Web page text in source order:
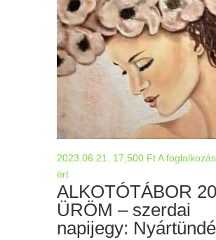
2023.06.21. 17,500 Ft A
ért
ALKOTÓTÁBOR
ÜRÖM – szerdai
napijegy: